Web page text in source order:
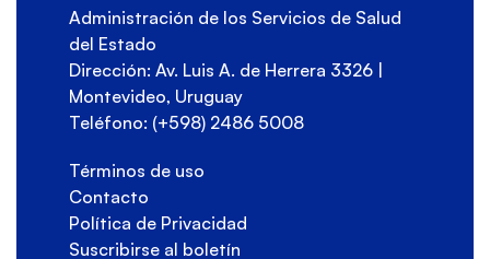
Administración de los Servicios de Salud
del Estado
Dirección: Av. Luis A. de Herrera 3326 |
Montevideo, Uruguay
Teléfono: (+598) 2486 5008
Términos de uso
Contacto
Política de Privacidad
Suscribirse al boletín